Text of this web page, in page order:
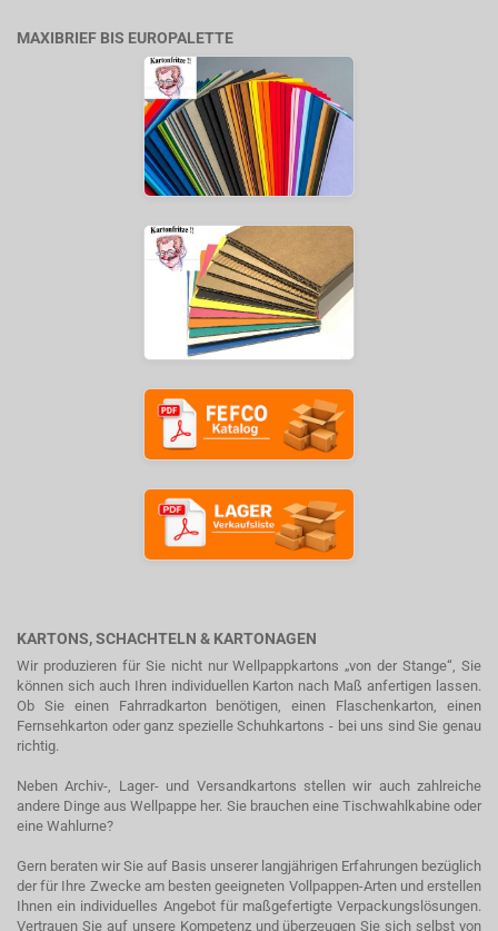
MAXIBRIEF BIS EUROPALETTE
KARTONS, SCHACHTELN & KARTONAGEN
Wir produzieren für Sie nicht nur Wellpappkartons „von der Stange“, Sie
können sich auch Ihren individuellen Karton nach Maß anfertigen lassen.
Ob Sie einen Fahrradkarton benötigen, einen Flaschenkarton, einen
Fernsehkarton oder ganz spezielle Schuhkartons - bei uns sind Sie genau
richtig.
Neben Archiv-, Lager- und Versandkartons stellen wir auch zahlreiche
andere Dinge aus Wellpappe her. Sie brauchen eine Tischwahlkabine oder
eine Wahlurne?
Gern beraten wir Sie auf Basis unserer langjährigen Erfahrungen bezüglich
der für Ihre Zwecke am besten geeigneten Vollpappen-Arten und erstellen
Ihnen ein individuelles Angebot für maßgefertigte Verpackungslösungen.
Vertrauen Sie auf unsere Kompetenz und überzeugen Sie sich selbst von